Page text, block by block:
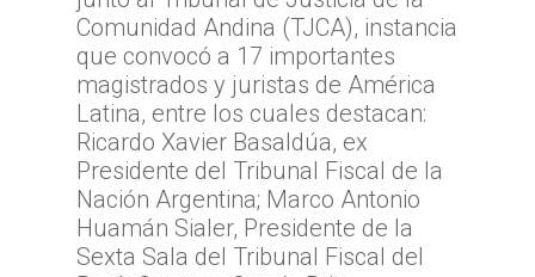
Comunidad Andina (TJCA), instancia
que convocó a 17 importantes
magistrados y juristas de América
Latina, entre los cuales destacan:
Ricardo Xavier Basaldúa, ex
Presidente del Tribunal Fiscal de la
Nación Argentina; Marco Antonio
Huamán Sialer, Presidente de la
Sexta Sala del Tribunal Fiscal del